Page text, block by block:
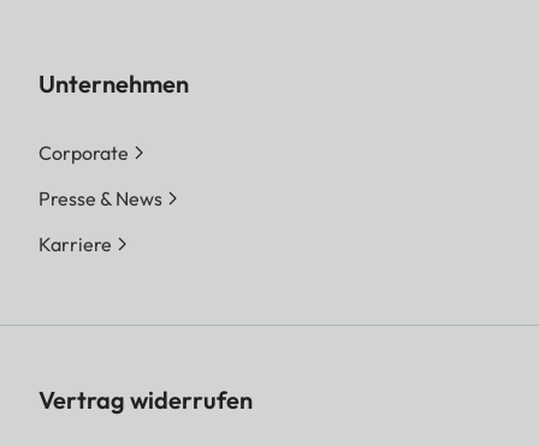
Unternehmen
Corporate
Presse & News
Karriere
Vertrag widerrufen